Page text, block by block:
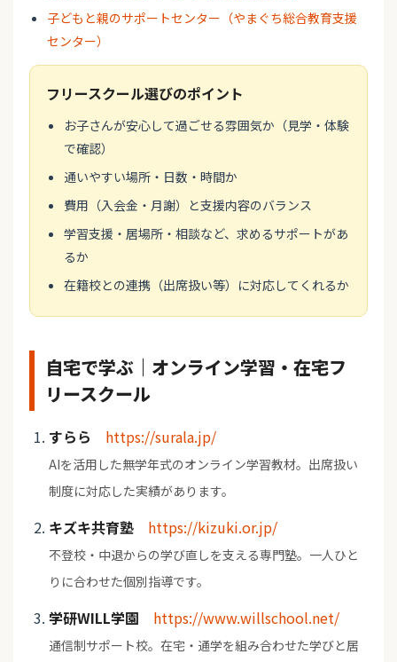
子どもと親のサポートセンター（やまぐち総合教育支援
センター）
フリースクール選びのポイント
お子さんが安心して過ごせる雰囲気か（見学・体験
で確認）
通いやすい場所・日数・時間か
費用（入会金・月謝）と支援内容のバランス
学習支援・居場所・相談など、求めるサポートがあ
るか
在籍校との連携（出席扱い等）に対応してくれるか
自宅で学ぶ｜オンライン学習・在宅フ
リースクール
すらら https://surala.jp/
AIを活用した無学年式のオンライン学習教材。出席扱い
制度に対応した実績があります。
キズキ共育塾 https://kizuki.or.jp/
不登校・中退からの学び直しを支える専門塾。一人ひと
りに合わせた個別指導です。
学研WILL学園 https://www.willschool.net/
通信制サポート校。在宅・通学を組み合わせた学びと居